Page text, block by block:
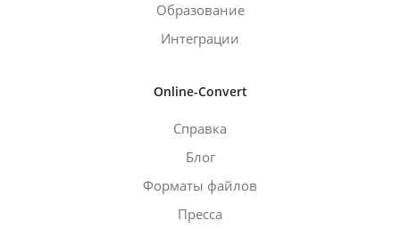
Образование
Интеграции
Online-Convert
Справка
Блог
Форматы файлов
Пресса